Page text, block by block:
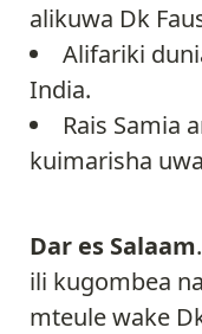
alikuwa Dk
Alifariki
India.
Rais Samia
kuimarisha
Dar es Salaam
ili kugombea
mteule wake